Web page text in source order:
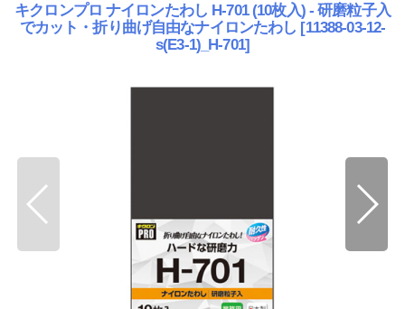
キクロンプロ ナイロンたわし H-701 (10枚入) - 研磨粒子入
でカット・折り曲げ自由なナイロンたわし [11388-03-12-
s(E3-1)_H-701]